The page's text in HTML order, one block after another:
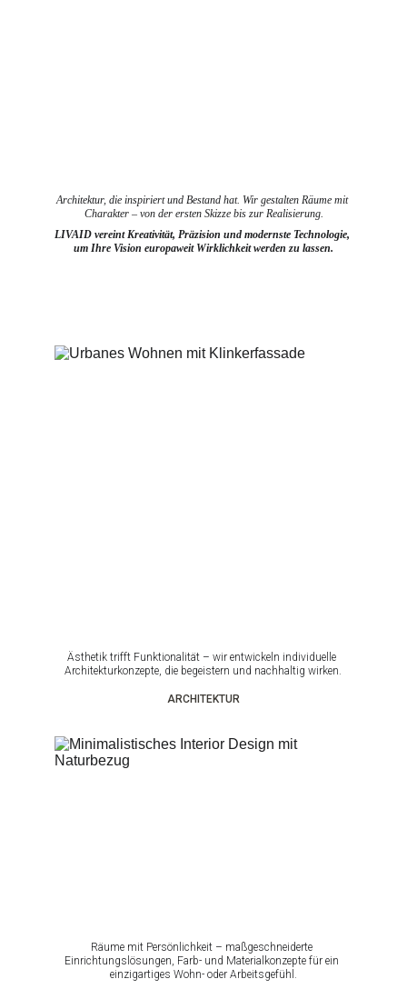
Architektur, die inspiriert und Bestand hat. Wir gestalten Räume mit
Charakter – von der ersten Skizze bis zur Realisierung.
LIVAID vereint Kreativität, Präzision und modernste Technologie,
um Ihre Vision europaweit Wirklichkeit werden zu lassen.
Ästhetik trifft Funktionalität – wir entwickeln individuelle
Architekturkonzepte, die begeistern und nachhaltig wirken.
ARCHITEKTUR
Räume mit Persönlichkeit – maßgeschneiderte
Einrichtungslösungen, Farb- und Materialkonzepte für ein
einzigartiges Wohn- oder Arbeitsgefühl.